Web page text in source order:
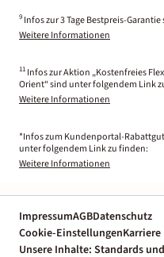
9 Infos zur 3 Tage Bestpreis-
Weitere Informationen
11 Infos zur Aktion „Kostenfreies
Orient“ sind unter folgendem Link
Weitere Informationen
*Infos zum Kundenportal-
unter folgendem Link zu finden:
Weitere Informationen
ImpressumAGBDatenschutz
Cookie-EinstellungenKarriere
Unsere Inhalte: Standards